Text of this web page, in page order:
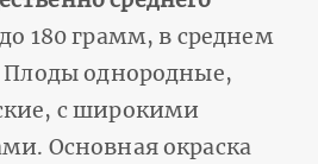
180 грамм, в среднем
Плоды однородные,
с широкими
Основная окраска